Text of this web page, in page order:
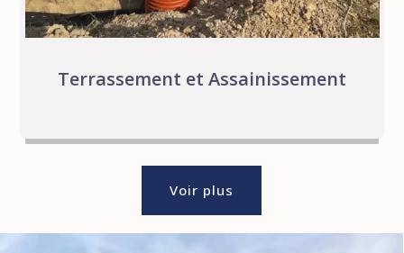
Terrassement et Assainissement
Voir plus